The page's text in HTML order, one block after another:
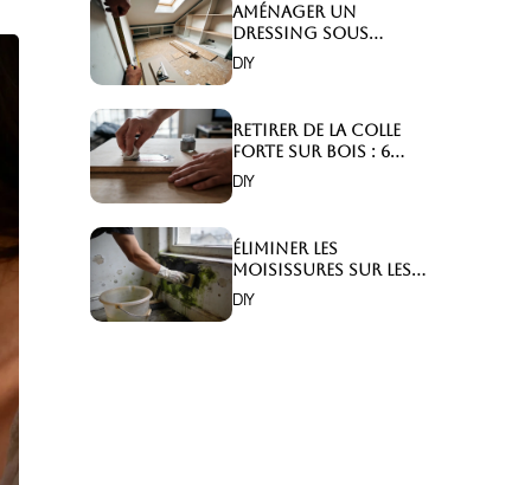
Aménager un
dressing sous
combles : 6 astuces
indispensables !
DIY
Retirer de la colle
forte sur bois : 6
astuces efficaces !
DIY
Éliminer les
moisissures sur les
murs : 5 solutions
efficaces ?
DIY